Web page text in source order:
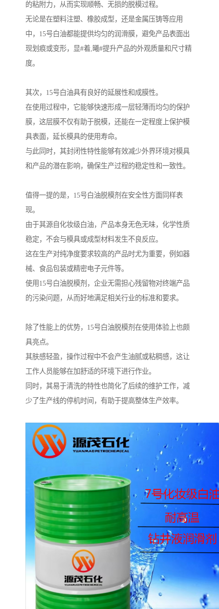
的粘附力，从而实现顺畅、无损的脱模过程。
无论是在塑料注塑、橡胶成型，还是金属压铸等应用
中，15号白油都能提供均匀的润滑膜，避免产品表面出
现划痕或变形，显#着,曦#提升产品的外观质量和尺寸精
度。
其次，15号白油具有良好的延展性和成膜性。
在使用过程中，它能够快速形成一层轻薄而均匀的保护
膜，这层膜不仅有助于脱模，还能在一定程度上保护模
具表面，延长模具的使用寿命。
与此同时，其封闭性特性能够有效减少外界环境对模具
和产品的潜在影响，确保生产过程的稳定性和一致性。
值得一提的是，15号白油脱模剂在安全性方面同样表
现。
由于其源自化妆级白油，产品本身无色无味，化学性质
稳定，不会与模具或成型材料发生不良反应。
这在生产对纯净度要求较高的产品时尤为重要，例如器
械、食品包装或精密电子元件等。
使用15号白油脱模剂，企业无需担心残留物对终端产品
的污染问题，从而好地满足相关行业的标准和要求。
除了性能上的优势，15号白油脱模剂在使用体验上也颇
具亮点。
其肤感轻盈，操作过程中不会产生油腻或粘稠感，这让
工作人员能够在加舒适的环境下进行作业。
同时，其易于清洗的特性也简化了后续的维护工作，减
少了生产线的停机时间，有助于提高整体生产效率。